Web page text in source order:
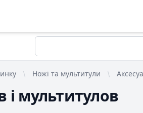
Ножі та мультитули
і мультитулов